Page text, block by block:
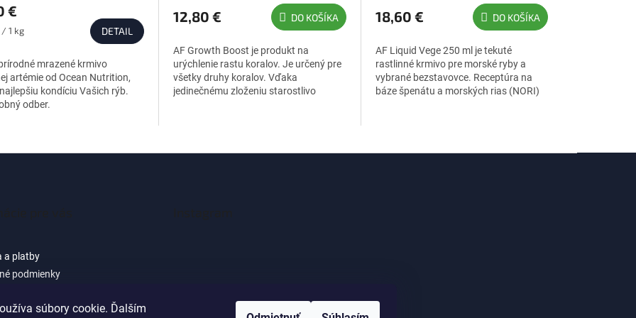
súbory cookie. Ďalším
€
/ 1 kg DETAIL
mrazené krmivo
artémie od Ocean Nutrition,
kondíciu Vašich rýb.
odber.
12,80 € DO KOŠÍKA
AF Growth Boost je produkt na
urýchlenie rastu koralov. Je určený pre
všetky druhy koralov. Vďaka
jedinečnému zloženiu starostlivo
18,60 € DO KOŠÍKA
AF Liquid Vege 250 ml je tekuté
rastlinné krmivo pre morské ryby a
vybrané bezstavovce. Receptúra na
báze špenátu a morských rias (NORI)
a platby
podmienky
pre zákazníkov e-shopu
Sledovať na Instagrame